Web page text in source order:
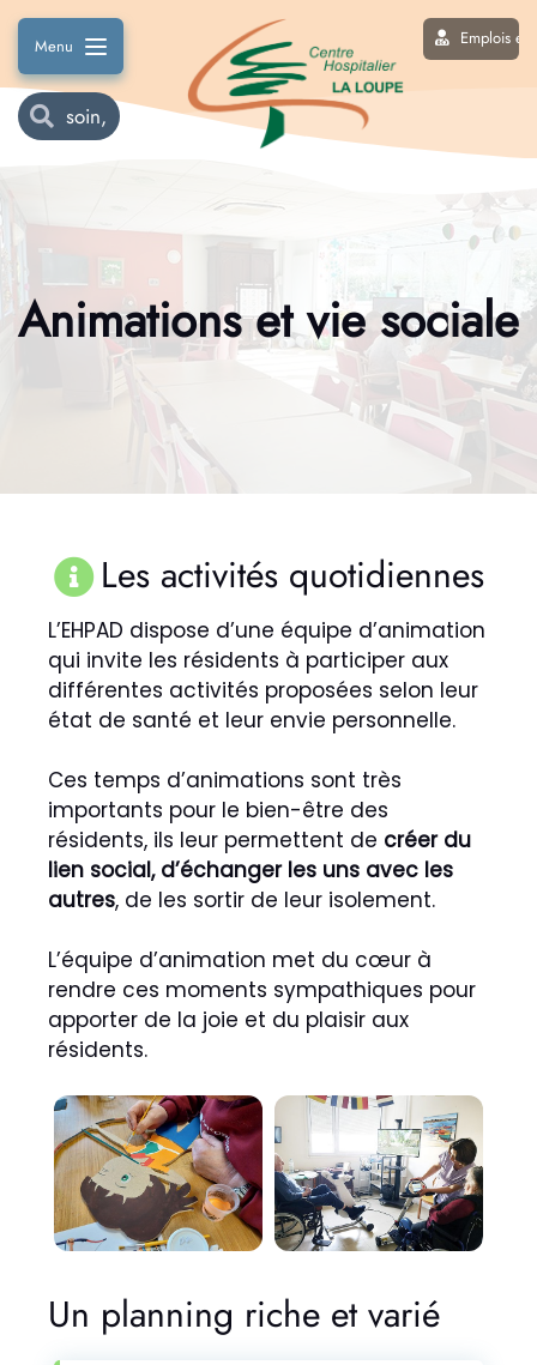
Menu Emplois et
Animations et vie sociale
Les activités quotidiennes
L’EHPAD dispose d’une équipe d’animation
qui invite les résidents à participer aux
différentes activités proposées selon leur
état de santé et leur envie personnelle.
Ces temps d’animations sont très
importants pour le bien-être des
résidents, ils leur permettent de créer du
lien social, d’échanger les uns avec les
autres, de les sortir de leur isolement.
L’équipe d’animation met du cœur à
rendre ces moments sympathiques pour
apporter de la joie et du plaisir aux
résidents.
Un planning riche et varié